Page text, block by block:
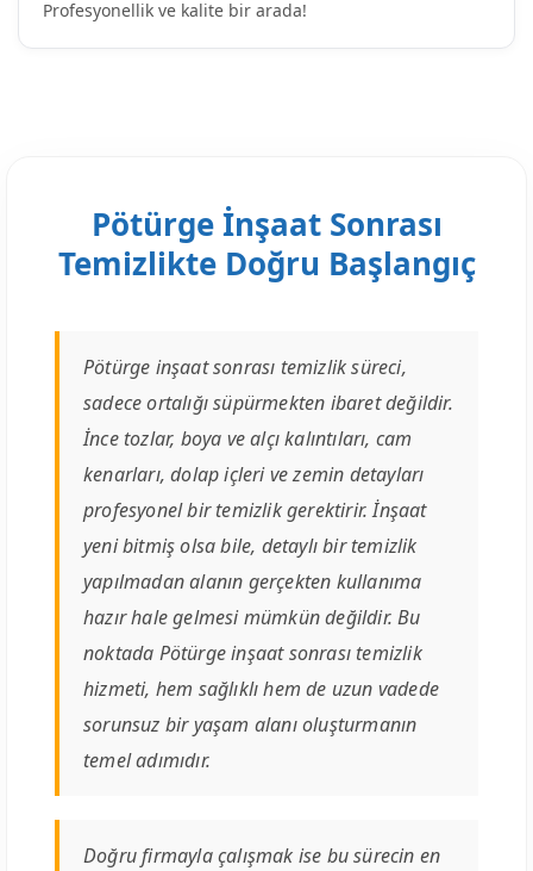
Profesyonellik ve kalite bir arada!
Pötürge İnşaat Sonrası
Temizlikte Doğru Başlangıç
Pötürge inşaat sonrası temizlik süreci,
sadece ortalığı süpürmekten ibaret değildir.
İnce tozlar, boya ve alçı kalıntıları, cam
kenarları, dolap içleri ve zemin detayları
profesyonel bir temizlik gerektirir. İnşaat
yeni bitmiş olsa bile, detaylı bir temizlik
yapılmadan alanın gerçekten kullanıma
hazır hale gelmesi mümkün değildir. Bu
noktada Pötürge inşaat sonrası temizlik
hizmeti, hem sağlıklı hem de uzun vadede
sorunsuz bir yaşam alanı oluşturmanın
temel adımıdır.
Doğru firmayla çalışmak ise bu sürecin en